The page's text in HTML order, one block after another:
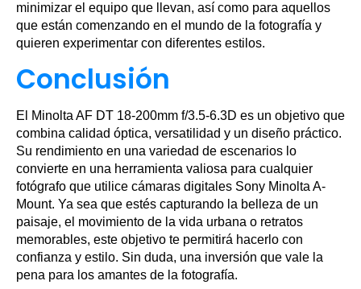
minimizar el equipo que llevan, así como para aquellos
que están comenzando en el mundo de la fotografía y
quieren experimentar con diferentes estilos.
Conclusión
El Minolta AF DT 18-200mm f/3.5-6.3D es un objetivo que
combina calidad óptica, versatilidad y un diseño práctico.
Su rendimiento en una variedad de escenarios lo
convierte en una herramienta valiosa para cualquier
fotógrafo que utilice cámaras digitales Sony Minolta A-
Mount. Ya sea que estés capturando la belleza de un
paisaje, el movimiento de la vida urbana o retratos
memorables, este objetivo te permitirá hacerlo con
confianza y estilo. Sin duda, una inversión que vale la
pena para los amantes de la fotografía.